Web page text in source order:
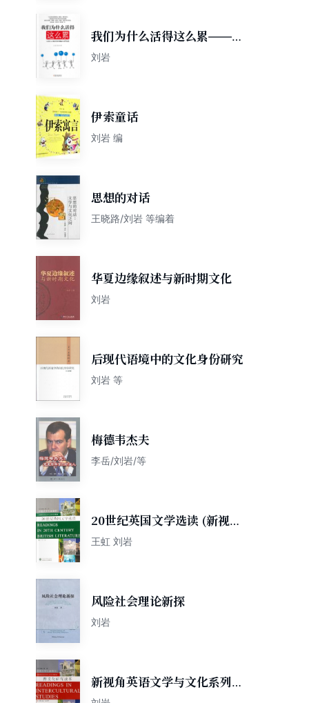
我们为什么活得这么累——生
活与工作中应该拥有
刘岩
伊索童话
刘岩 编
思想的对话
王晓路/刘岩 等编着
华夏边缘叙述与新时期文化
刘岩
后现代语境中的文化身份研究
刘岩 等
梅德韦杰夫
李岳/刘岩/等
20世纪英国文学选读 (新视角
英语文学与文化系列教材)
王虹 刘岩
风险社会理论新探
刘岩
新视角英语文学与文化系列教
材：跨文化研究读本